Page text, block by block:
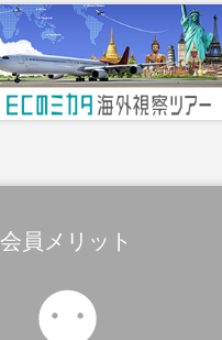
会員メリット